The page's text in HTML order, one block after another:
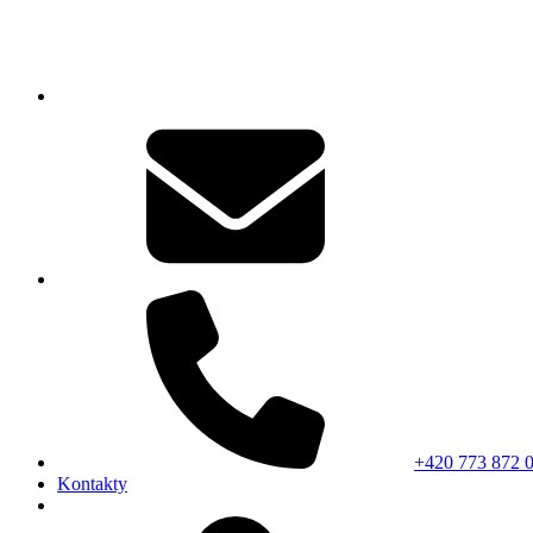
+420 773 872
Kontakty